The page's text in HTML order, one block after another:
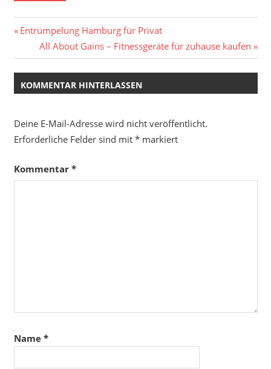
Beitragsnavigation
Vorheriger
Beitrag:
Entrümpelung Hamburg für Privat
Nächster
Beitrag:
All About Gains – Fitnessgeräte für zuhause kaufen
KOMMENTAR HINTERLASSEN
Deine E-Mail-Adresse wird nicht veröffentlicht.
Erforderliche Felder sind mit *markiert
Kommentar *
Name *